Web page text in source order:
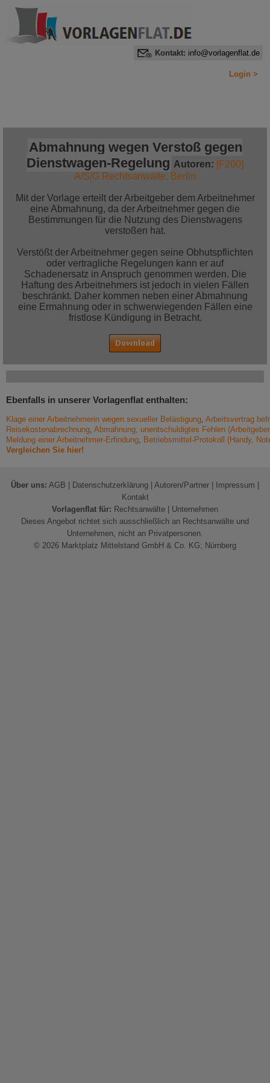
Kontakt: info@vorlagenflat.de
Login >
Abmahnung wegen Verstoß gegen
Dienstwagen-Regelung Autoren: [F200]
A/S/G Rechtsanwälte, Berlin
Mit der Vorlage erteilt der Arbeitgeber dem Arbeitnehmer
eine Abmahnung, da der Arbeitnehmer gegen die
Bestimmungen für die Nutzung des Dienstwagens
verstoßen hat.
Verstößt der Arbeitnehmer gegen seine Obhutspflichten
oder vertragliche Regelungen kann er auf
Schadenersatz in Anspruch genommen werden. Die
Haftung des Arbeitnehmers ist jedoch in vielen Fällen
beschränkt. Daher kommen neben einer Abmahnung
eine Ermahnung oder in schwerwiegenden Fällen eine
fristlose Kündigung in Betracht.
Ebenfalls in unserer Vorlagenflat enthalten:
Klage einer Arbeitnehmerin wegen sexueller Belästigung, Arbeitsvertrag
Reisekostenabrechnung, Abmahnung, unentschuldigtes Fehlen
Meldung einer Arbeitnehmer-Erfindung, Betriebsmittel-Protokoll (Handy,
Vergleichen Sie hier!
Über uns: AGB Datenschutzerklärung Autoren/Partner Impressum
Kontakt
Vorlagenflat für: Rechtsanwälte
Unternehmen
Dieses Angebot richtet sich ausschließlich an Rechtsanwälte und
Unternehmen, nicht an Privatpersonen.
© 2026 Marktplatz Mittelstand GmbH & Co. KG; Nürnberg